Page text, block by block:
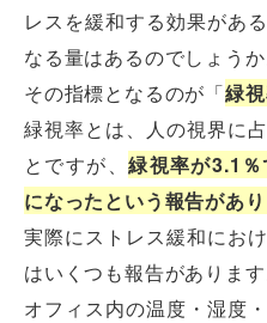
レスを緩和する効果があ
なる量はあるのでしょうか
その指標となるのが「緑
緑視率とは、人の視界に
とですが、緑視率が3.1
になったという報告があ
実際にストレス緩和にお
はいくつも報告があります
オフィス内の温度・湿度